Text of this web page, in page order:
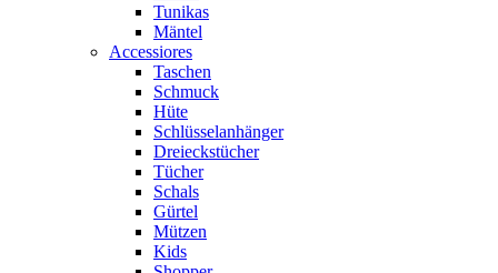
Tunikas
Mäntel
Accessiores
Taschen
Schmuck
Hüte
Schlüsselanhänger
Dreieckstücher
Tücher
Schals
Gürtel
Mützen
Kids